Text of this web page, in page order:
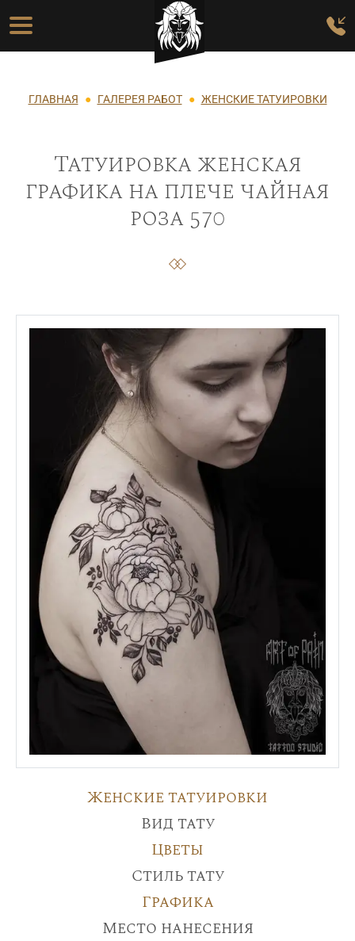
Перейти к основному содержанию
Основная навигация
Строка навигации
ГЛАВНАЯ ГАЛЕРЕЯ РАБОТ ЖЕНСКИЕ ТАТУИРОВКИ
Татуировка женская
графика на плече чайная
роза 570
Женские татуировки
Вид тату
Цветы
Стиль тату
Графика
Место нанесения